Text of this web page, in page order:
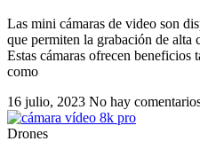
Las mini cámaras de video son
que permiten la grabación de alta
Estas cámaras ofrecen
como
16 julio, 2023 No hay
Drones